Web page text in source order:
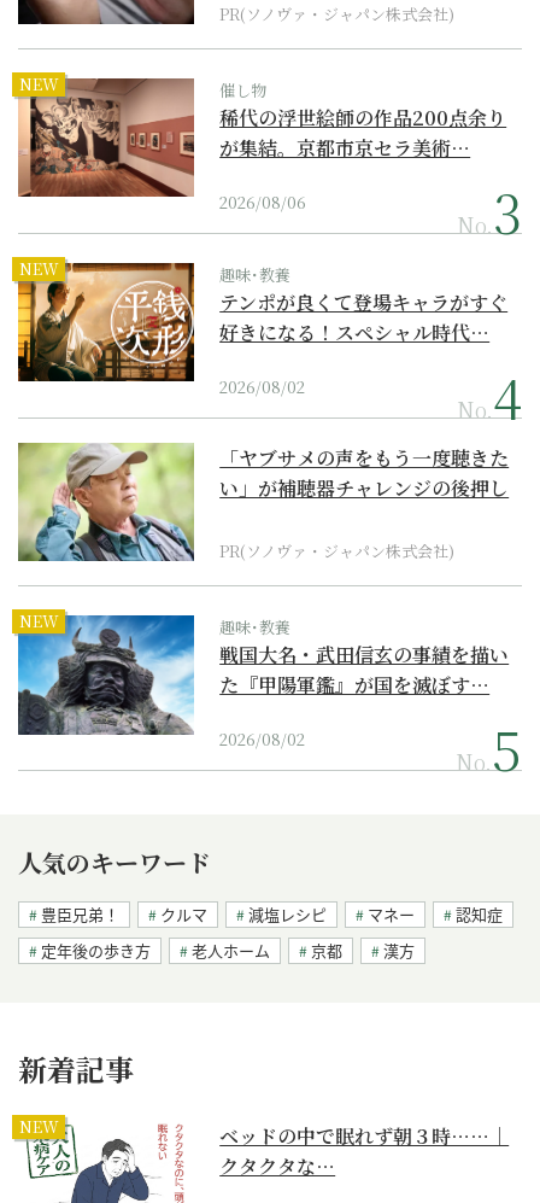
PR(ソノヴァ・ジャパン株式会社)
NEW 催し物
稀代の浮世絵師の作品200点余り
が集結。京都市京セラ美術…
2026/08/06
No.
NEW 趣味･教養
テンポが良くて登場キャラがすぐ
好きになる！スペシャル時代…
2026/08/02
No.
「ヤブサメの声をもう一度聴きた
い」が補聴器チャレンジの後押し
PR(ソノヴァ・ジャパン株式会社)
NEW 趣味･教養
戦国大名・武田信玄の事績を描い
た『甲陽軍鑑』が国を滅ぼす…
2026/08/02
No.
人気のキーワード
豊臣兄弟！ クルマ 減塩レシピ マネー
認知症
定年後の歩き方
老人ホーム 京都 漢方
新着記事
NEW
ベッドの中で眠れず朝３時……｜
クタクタな…